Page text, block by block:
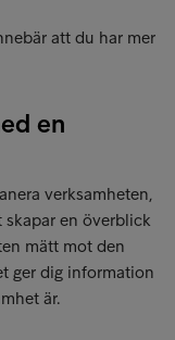
att du har mer
en
verksamheten,
en överblick
mätt mot den
ger dig information
är.